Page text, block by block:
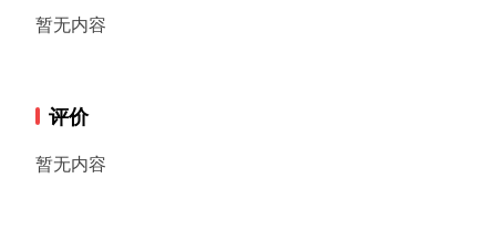
暂无内容
评价
暂无内容